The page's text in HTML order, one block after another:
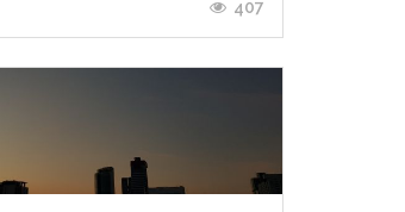
รื่องดีๆเล็กๆ...
407